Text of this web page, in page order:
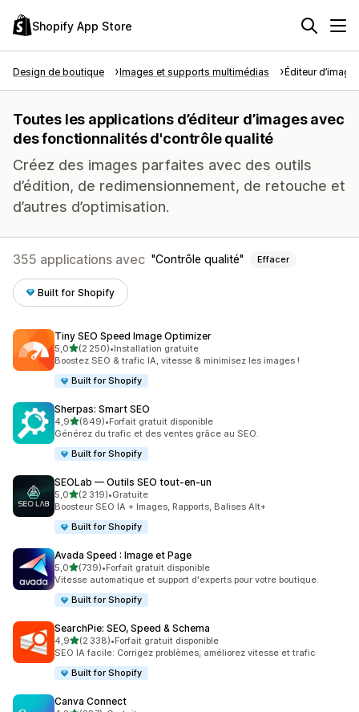
Shopify App Store
Design de boutique Images et supports multimédias Éditeur
Toutes les applications d’éditeur d’images avec
des fonctionnalités d'contrôle qualité
Créez des images parfaites avec des outils
d’édition, de redimensionnement, de retouche et
d’autres d’optimisation.
355 applications avec Contrôle qualité Effacer
Built for Shopify
Tiny SEO Speed Image Optimizer
5,0étoile(s) sur 5
(2 250)
2250 avis au total
•Installation gratuite
Boostez SEO & trafic IA, vitesse & minimisez les images !
Built for Shopify
Sherpas: Smart SEO
4,9étoile(s) sur 5
(849)
849 avis au total
•Forfait gratuit disponible
Générez du trafic et des ventes grâce au SEO.
Built for Shopify
SEOLab — Outils SEO tout‑en‑un
5,0étoile(s) sur 5
(2 319)
2319 avis au total
•Gratuite
Boosteur SEO IA + Images, Rapports, Balises Alt+
Built for Shopify
Avada Speed : Image et Page
5,0étoile(s) sur 5
(739)
739 avis au total
•Forfait gratuit disponible
Vitesse automatique et support d'experts pour votre boutique.
Built for Shopify
SearchPie: SEO, Speed & Schema
4,9étoile(s) sur 5
(2 338)
2338 avis au total
•Forfait gratuit disponible
SEO IA facile: Corrigez problèmes, améliorez vitesse et trafic
Built for Shopify
Canva Connect